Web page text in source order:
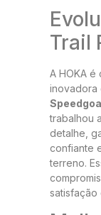
Trail
A HOKA
inovadora
trabalhou
detalhe,
confiante
terreno.
satisfação